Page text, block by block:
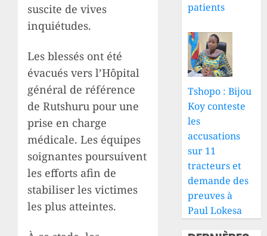
suscite de vives
inquiétudes.
Les blessés ont été
évacués vers l’Hôpital
général de référence
de Rutshuru pour une
prise en charge
médicale. Les équipes
soignantes poursuivent
les efforts afin de
stabiliser les victimes
les plus atteintes.
patients
Tshopo : Bijou
Koy conteste
les
accusations
sur 11
tracteurs et
demande des
preuves à
Paul Lokesa